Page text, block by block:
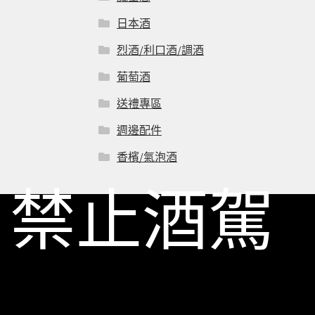
日本酒
烈酒/利口酒/調酒
葡萄酒
送禮專區
週邊配件
香檳/氣泡酒
© 一飲商店 2026
禁止酒駕